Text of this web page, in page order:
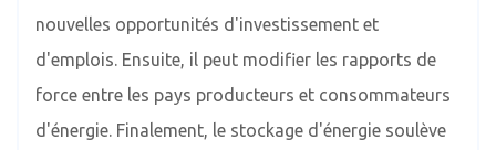
nouvelles opportunités d'investissement et
d'emplois. Ensuite, il peut modifier les rapports de
force entre les pays producteurs et consommateurs
d'énergie. Finalement, le stockage d'énergie soulève